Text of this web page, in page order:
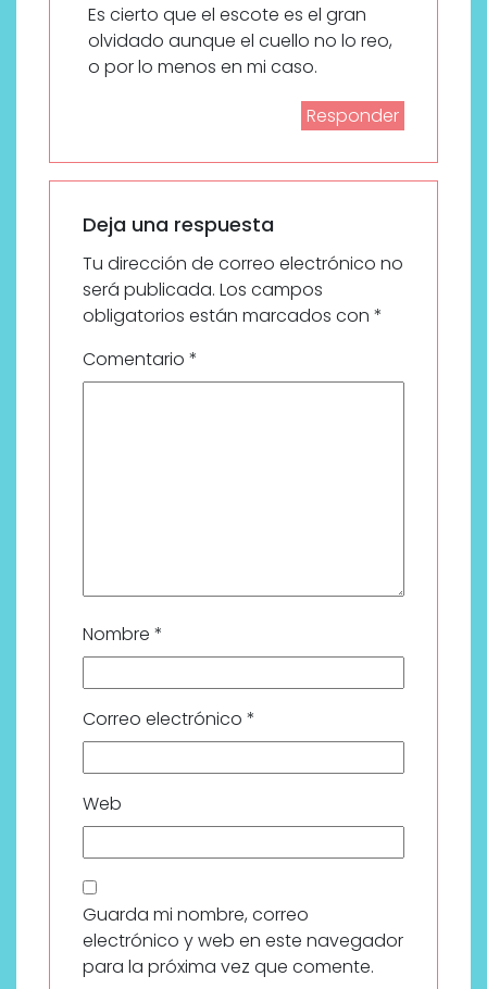
Es cierto que el escote es el gran
olvidado aunque el cuello no lo reo,
o por lo menos en mi caso.
Responder
Deja una respuesta
Tu dirección de correo electrónico no
será publicada. Los campos
obligatorios están marcados con *
Comentario *
Nombre *
Correo electrónico *
Web
Guarda mi nombre, correo
electrónico y web en este navegador
para la próxima vez que comente.